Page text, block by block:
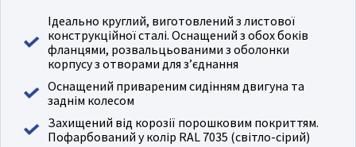
Ідеально круглий, виготовлений з листової
конструкційної сталі. Оснащений з обох боків
фланцями, розвальцьованими з оболонки
корпусу з отворами для з’єднання
Оснащений привареним сидінням двигуна та
заднім колесом
Захищений від корозії порошковим покриттям.
Пофарбований у колір RAL 7035 (світло-сірий)